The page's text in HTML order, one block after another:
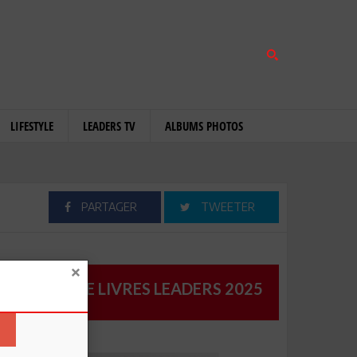
LIFESTYLE LEADERS TV ALBUMS PHOTOS
PARTAGER TWEETER
CATALOGUE LIVRES LEADERS 2025